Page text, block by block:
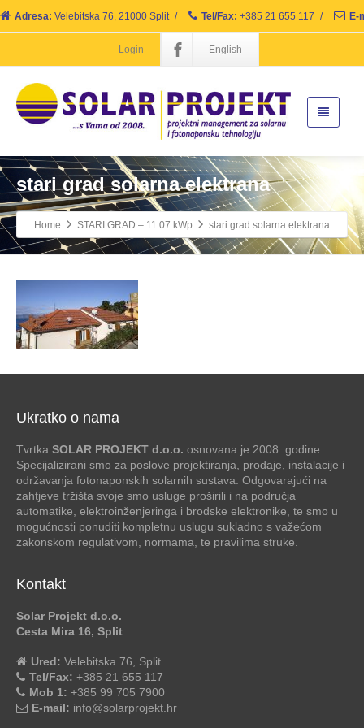
Adresa: Velebitska 76, 21000 Split / Tel/Fax: +385 21 655 117 / E-
Login English
stari grad solarna elektrana
Home STARI GRAD – 11.07 kWp stari grad solarna elektrana
Ukratko o nama
Tvrtka SOLAR PROJEKT d.o.o. osnovana je 2008. godine.
Specijalizirani smo za poslove projektiranja, prodaje, instalacije i
održavanja fotonaponskih solarnih sustava. Odgovarajući na
zahtjeve tržišta svoje smo usluge proširili i na područja
automatike, elektroinženjeringa i brodske elektronike, te smo u
mogućnosti ponuditi kompletnu uslugu sukladno s važećom
zakonskom regulativom, normama, te pravilima struke.
Kontakt
Solar Projekt d.o.o.
Cesta Mira 16, Split
Ured: Velebitska 76, Split
Tel/Fax: +385 21 655 117
Mob 1: +385 99 705 7900
E-mail: info@solarprojekt.hr